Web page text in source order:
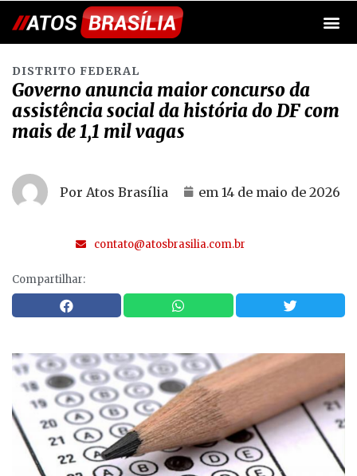
DISTRITO FEDERAL
Governo anuncia maior concurso da
assistência social da história do DF com
mais de 1,1 mil vagas
Por Atos Brasília em 14 de maio de 2026
contato@atosbrasilia.com.br
Compartilhar: